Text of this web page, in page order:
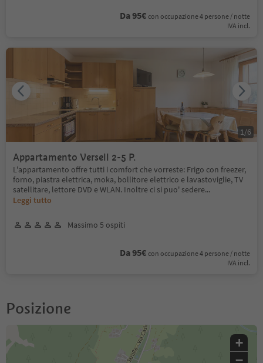
Da 95€ con occupazione 4 persone / notte
IVA incl.
Appartamento Versell 2-5 P.
L'appartamento offre tutti i comfort che vorreste: Frigo con freezer,
forno, piastra elettrica, moka, bollitore elettrico e lavastoviglie, TV
satellitare, lettore DVD e WLAN. Inoltre ci si puo' sedere...
Leggi tutto
Massimo 5 ospiti
Da 95€ con occupazione 4 persone / notte
IVA incl.
1/6
Posizione
+